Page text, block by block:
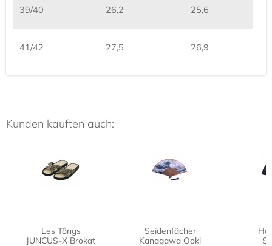
39/40 26,2 25,6
41/42 27,5 26,9
Kunden kauften auch:
Les Tôngs
JUNCUS-X Brokat
Seidenfächer
Kanagawa Ooki